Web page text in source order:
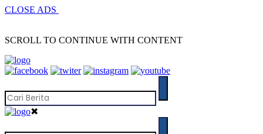
CLOSE ADS
SCROLL TO CONTINUE WITH CONTENT
✖